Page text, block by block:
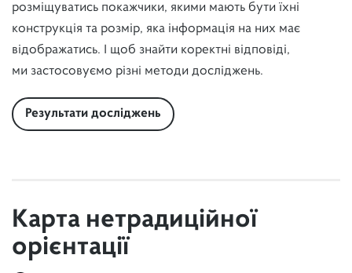
розміщуватись покажчики, якими мають бути їхні
конструкція та розмір, яка інформація на них має
відображатись. І щоб знайти коректні відповіді,
ми застосовуємо різні методи досліджень.
Результати досліджень
Карта нетрадиційної
орієнтації